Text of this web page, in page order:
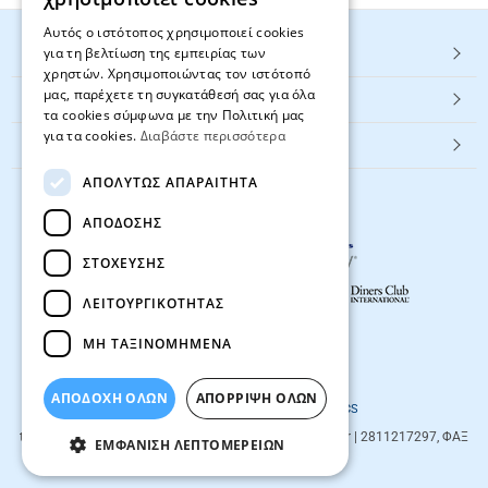
HOT ΚΑΤΗΓΟΡΙΕΣ
ΕΞΥΠΗΡΕΤΗΣΗ ΠΕΛΑΤΩΝ
Textbook.gr
© 2026 textbook.gr All rights reserved
Designed & developed by
NETMECHANICS
textbook.gr
| info@textbook.gr | 2811217297, ΦΑΞ
2810283273
Αυτός ο ιστότοπος χρησιμοποιεί cookies
για τη βελτίωση της εμπειρίας των
χρηστών. Χρησιμοποιώντας τον ιστότοπό
μας, παρέχετε τη συγκατάθεσή σας για όλα
τα cookies σύμφωνα με την Πολιτική μας
για τα cookies. Διαβάστε περισσότερα
ΑΠΟΛΎΤΩΣ ΑΠΑΡΑΊΤΗΤΑ
ΑΠΌΔΟΣΗΣ
ΣΤΌΧΕΥΣΗΣ
ΛΕΙΤΟΥΡΓΙΚΌΤΗΤΑΣ
ΜΗ ΤΑΞΙΝΟΜΗΜΈΝΑ
ΑΠΟΔΟΧΗ ΟΛΩΝ ΑΠΌΡΡΙΨΗ ΌΛΩΝ
ΕΜΦΆΝΙΣΗ ΛΕΠΤΟΜΕΡΕΙΏΝ